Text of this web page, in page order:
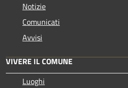
Notizie
Comunicati
Avvisi
VIVERE IL COMUNE
Luoghi